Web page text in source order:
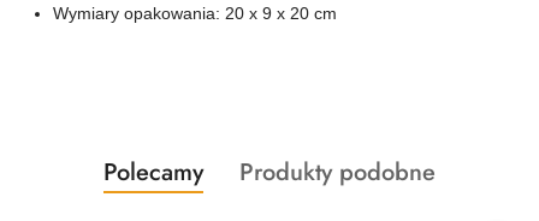
Wymiary opakowania: 20 x 9 x 20 cm
Pomiń karuzelę produktów
Produkty
o
Polecamy
Produkty
Produkty podobne